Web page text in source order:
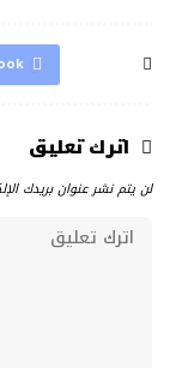
اترك تعليق
لن يتم نشر عنوان بريدك